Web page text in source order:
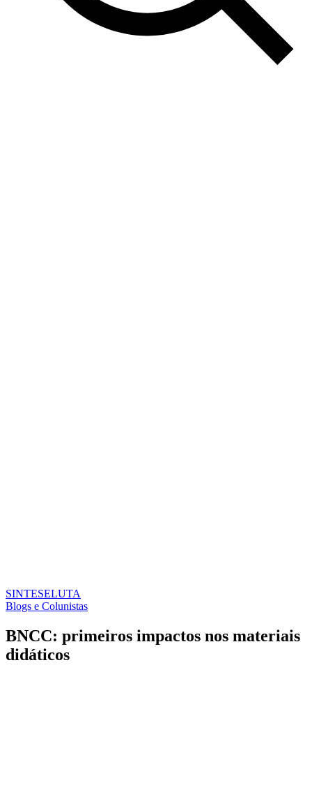
SINTESELUTA
Blogs e Colunistas
BNCC: primeiros impactos nos materiais
didáticos